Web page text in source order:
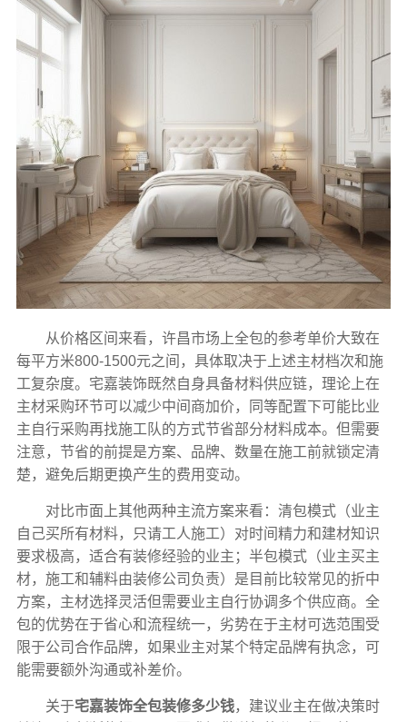
从价格区间来看，许昌市场上全包的参考单价大致在
每平方米800-1500元之间，具体取决于上述主材档次和施
工复杂度。宅嘉装饰既然自身具备材料供应链，理论上在
主材采购环节可以减少中间商加价，同等配置下可能比业
主自行采购再找施工队的方式节省部分材料成本。但需要
注意，节省的前提是方案、品牌、数量在施工前就锁定清
楚，避免后期更换产生的费用变动。
对比市面上其他两种主流方案来看：清包模式（业主
自己买所有材料，只请工人施工）对时间精力和建材知识
要求极高，适合有装修经验的业主；半包模式（业主买主
材，施工和辅料由装修公司负责）是目前比较常见的折中
方案，主材选择灵活但需要业主自行协调多个供应商。全
包的优势在于省心和流程统一，劣势在于主材可选范围受
限于公司合作品牌，如果业主对某个特定品牌有执念，可
能需要额外沟通或补差价。
关于宅嘉装饰全包装修多少钱，建议业主在做决策时